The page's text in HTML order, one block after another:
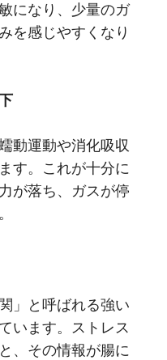
になり、少量のガ
を感じやすくなり
動運動や消化吸収
す。これが十分に
が落ち、ガスが停
」と呼ばれる強い
います。ストレス
、その情報が腸に